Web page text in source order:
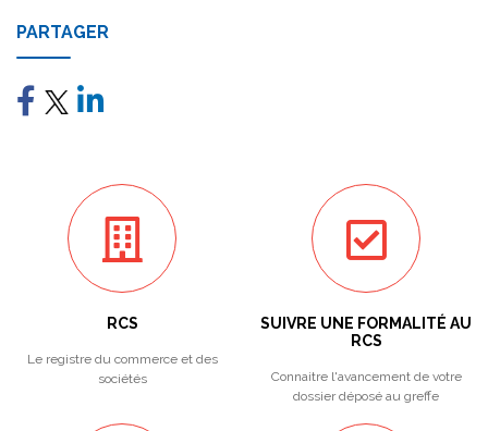
PARTAGER
RCS
Le registre du commerce et des
sociétés
SUIVRE UNE FORMALITÉ AU
RCS
Connaitre l'avancement de votre
dossier déposé au greffe